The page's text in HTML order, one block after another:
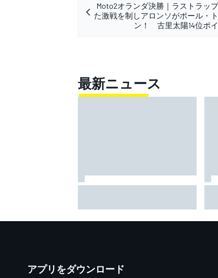
Moto2オランダ決勝｜ラストラッ
た激戦を制しアロンソがポール・
ン！ 古里太陽14位ポ
最新ニュース
椋藍5番手｜MotoGPイギリスGP
と
アプリをダウンロード